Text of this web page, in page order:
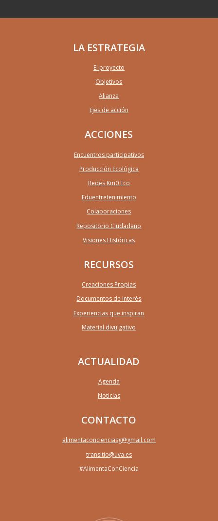
LA ESTRATEGIA
El proyecto
Objetivos
Alianza
Ejes de acción
ACCIONES
Encuentros participativos
Producción Ecológica
Redes Km0 Eco
Eduentretenimiento
Colaboraciones
Repositorio Ciudadano
Visiones Históricas
RECURSOS
Creaciones Propias
Documentos de Interés
Experiencias que inspiran
Material divulgativo
ACTUALIDAD
Agenda
Noticias
CONTACTO
alimentaconcienciasg@gmail.com
transitio@uva.es
#AlimentaConCiencia